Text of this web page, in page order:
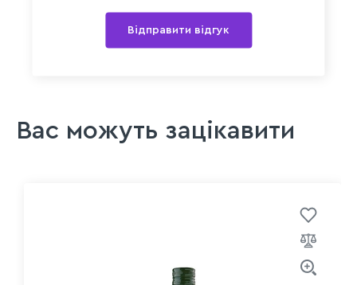
Відправити відгук
Вас можуть зацікавити